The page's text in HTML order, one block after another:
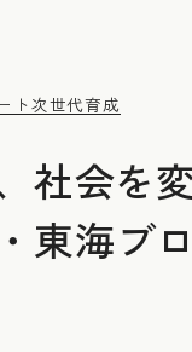
ト次世代育成
社会
東海ブ